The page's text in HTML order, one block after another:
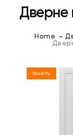
Дверне
Home
Novelty